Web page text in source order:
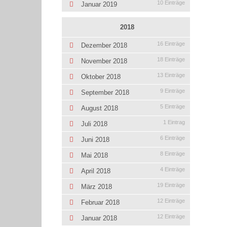
Januar 2019 10 Einträge
2018
Dezember 2018 16 Einträge
November 2018 18 Einträge
Oktober 2018 13 Einträge
September 2018 9 Einträge
August 2018 5 Einträge
Juli 2018 1 Eintrag
Juni 2018 6 Einträge
Mai 2018 8 Einträge
April 2018 4 Einträge
März 2018 19 Einträge
Februar 2018 12 Einträge
Januar 2018 12 Einträge